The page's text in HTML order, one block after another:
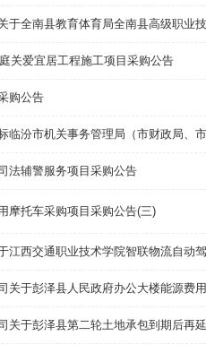
关爱宜居工程施工项目采购公告
购公告
法辅警服务项目采购公告
摩托车采购项目采购公告(三)